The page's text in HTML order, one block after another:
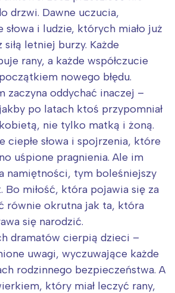
drzwi. Dawne uczucia,
i ludzie, których miało już
letniej burzy. Każde
rany, a każde współczucie
nowego błędu.
zaczyna oddychać inaczej –
po latach ktoś przypomniał
nie tylko matką i żoną.
ciepłe słowa i spojrzenia, które
uśpione pragnienia. Ale im
namiętności, tym boleśniejszy
Bo miłość, która pojawia się za
równie okrutna jak ta, która
się narodzić.
dramatów cierpią dzieci –
uwagi, wyczuwające każde
rodzinnego bezpieczeństwa. A
który miał leczyć rany,